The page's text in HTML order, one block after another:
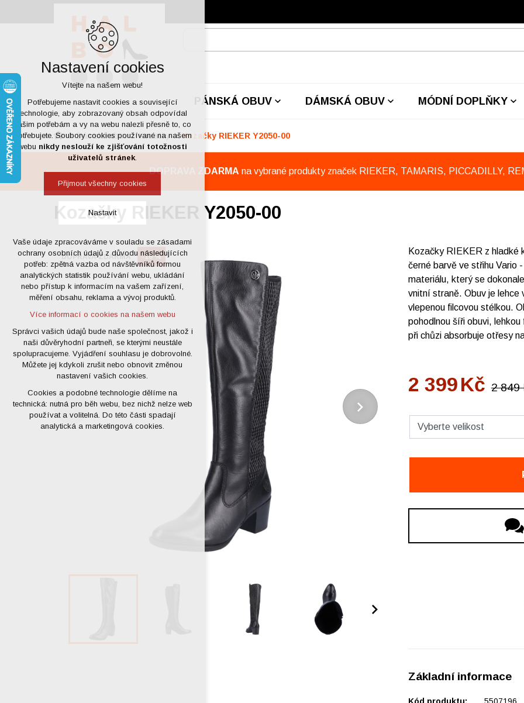
PÁNSKÁ OBUV DÁMSKÁ OBUV MÓDNÍ DOPLŇKY
Dámská obuv Kozačky Kozačky RIEKER Y2050-00
DOPRAVA ZDARMA na vybrané produkty značek RIEKER, TAMARIS, PICCADILLY,
Kozačky RIEKER Y2050-00
DOPRAVA ZDARMA -16 %
Kozačky RIEKER z hladké
černé barvě ve střihu Vario
materiálu, který se
vnitní straně. Obuv je
vlepenou filcovou stélkou.
pohodlnou šíři obuvi,
při chůzi absorbuje otřesy
2 399Kč 2 849
Základní informace
Kód produktu: 5507196
Nastavení cookies
Vítejte na našem webu!
Potřebujeme nastavit cookies a související
technologie, aby zobrazovaný obsah odpovídal
vašim potřebám a vy na webu nalezli přesně to, co
potřebujete. Soubory cookies používané na našem
webu nikdy neslouží ke zjišťování totožnosti
uživatelů stránek.
Přijmout všechny cookies
Nastavit
Technická cookies
nutná pro provozování webu
udržení kontextu stránek (session):
případná přihlášení, volby jazyka, apod.
Volitelná cookies
analytická pro anonymizované
vyhodnocení návštěvnosti
marketingová cookies (Google)
Více informací o cookies na našem webu
Přijmout všechny cookies
Odmítnout vše
Vaše údaje zpracováváme v souladu se zásadami
ochrany osobních údajů z důvodu následujících
potřeb: zpětná vazba od návštěvníků formou
analytických statistik používání webu, ukládání
nebo přístup k informacím na vašem zařízení,
měření obsahu, reklama a vývoj produktů.
Více informací o cookies na našem webu
Správci vašich údajů bude naše společnost, jakož i
naši důvěryhodní partneři, se kterými neustále
spolupracujeme. Vyjádření souhlasu je dobrovolné.
Můžete jej kdykoli zrušit nebo obnovit změnou
nastavení vašich cookies.
Cookies a podobné technologie dělíme na
technická: nutná pro běh webu, bez nichž nelze web
používat a volitelná. Do této části spadají
analytická a marketingová cookies.